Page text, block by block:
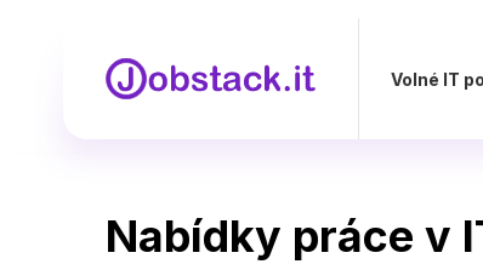
Volné IT
Nabídky práce v